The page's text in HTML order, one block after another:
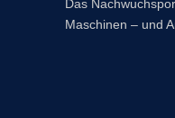
Das
Maschinen – und